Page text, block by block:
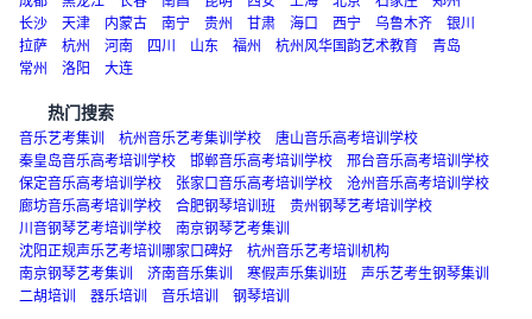
浙江艺考培训 福建 南京 深圳 广州 合肥 山西 沈阳 重庆
成都
黑龙江 长春 南昌 昆明 西安 上海 北京 石家庄
郑州
长沙
天津 内蒙古 南宁 贵州 甘肃 海口 西宁 乌鲁木齐
银川
拉萨
杭州 河南
洛阳 大连
热门搜索
音乐艺考集训 杭州音乐艺考集训学校
唐山音乐高考培训学校
秦皇岛音乐高考培训学校
邯郸音乐高考培训学校
邢台音乐高考培训学校
保定音乐高考培训学校
张家口音乐高考培训学校
沧州音乐高考培训学校
廊坊音乐高考培训学校
合肥钢琴培训班
贵州钢琴艺考培训学校
川音钢琴艺考培训学校
南京钢琴艺考集训
沈阳正规声乐艺考培训哪家口碑好
杭州音乐艺考培训机构
南京钢琴艺考集训
济南音乐集训 寒假声乐集训班